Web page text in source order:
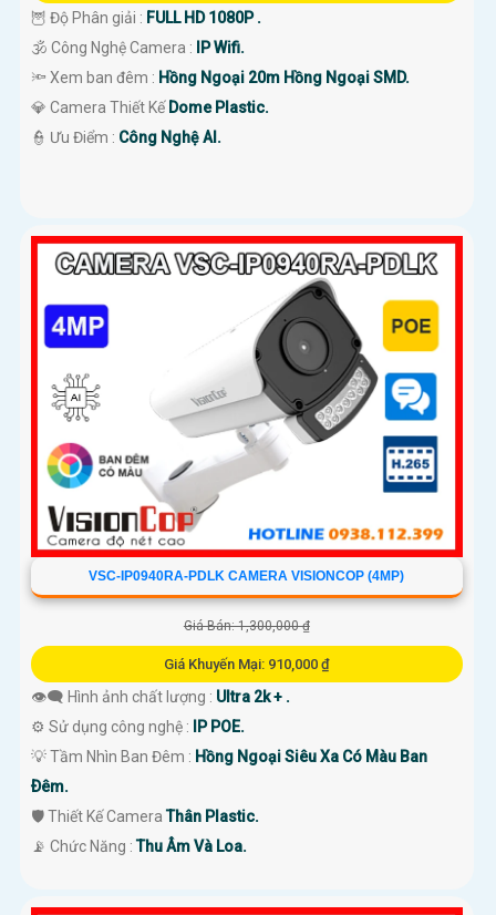
🦉 Độ Phân giải : FULL HD 1080P .
🕉️ Công Nghệ Camera :
IP Wifi.
🔦 Xem ban đêm : Hồng Ngoại 20m Hồng Ngoại SMD.
💎 Camera Thiết Kế Dome Plastic.
️👮 Ưu Điểm : Công Nghệ AI.
VSC-IP0940RA-PDLK CAMERA VISIONCOP (4MP)
Giá Bán: 1,300,000 ₫
Giá Khuyến Mại: 910,000 ₫
👁️‍🗨 Hình ảnh chất lượng : Ultra 2k + .
⚙ Sử dụng công nghệ : IP POE.
💡 Tầm Nhìn Ban Đêm : Hồng Ngoại Siêu Xa Có Màu Ban
Ðêm.
🛡 Thiết Kế CameraThân Plastic.
️📡 Chức Năng :Thu Âm Và Loa.